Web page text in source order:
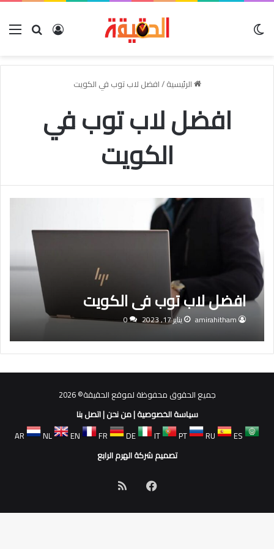
بحث عنتسجيل
الرئيسية/افضل لاب توب في الكويت
افضل لاب توب في
الكويت
افضل لاب توب في الكويت
amirahitham يناير 17, 2023 0
جميع الحقوق محفوظة لموقع الحقيقة© 2026
سياسة الخصوصية|من نحن|اتصل بنا
AR
NL EN FR DE IT PT RU
ES
تصميم شركة الهرم الرابع
فيسبوك
الموقع